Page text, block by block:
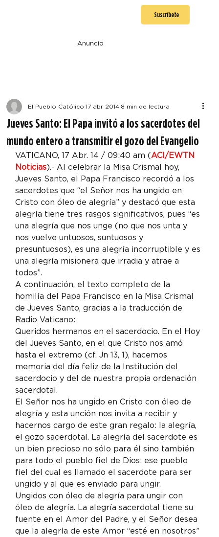
Suscríbete
Anuncio
Jueves Santo: El Papa invitó a los sacerdotes del
mundo entero a transmitir el gozo del Evangelio
El Pueblo Católico 17 abr 2014 8 min de lectura
VATICANO, 17 Abr. 14 / 09:40 am (ACI/EWTN
Noticias).- Al celebrar la Misa Crismal hoy,
Jueves Santo, el Papa Francisco recordó a los
sacerdotes que “el Señor nos ha ungido en
Cristo con óleo de alegría” y destacó que esta
alegría tiene tres rasgos significativos, pues “es
una alegría que nos unge (no que nos unta y
nos vuelve untuosos, suntuosos y
presuntuosos), es una alegría incorruptible y es
una alegría misionera que irradia y atrae a
todos”.
A continuación, el texto completo de la
homilía del Papa Francisco en la Misa Crismal
de Jueves Santo, gracias a la traducción de
Radio Vaticano:
Queridos hermanos en el sacerdocio. En el Hoy
del Jueves Santo, en el que Cristo nos amó
hasta el extremo (cf. Jn 13, 1), hacemos
memoria del día feliz de la Institución del
sacerdocio y del de nuestra propia ordenación
sacerdotal.
El Señor nos ha ungido en Cristo con óleo de
alegría y esta unción nos invita a recibir y
hacernos cargo de este gran regalo: la alegría,
el gozo sacerdotal. La alegría del sacerdote es
un bien precioso no sólo para él sino también
para todo el pueblo fiel de Dios: ese pueblo
fiel del cual es llamado el sacerdote para ser
ungido y al que es enviado para ungir.
Ungidos con óleo de alegría para ungir con
óleo de alegría. La alegría sacerdotal tiene su
fuente en el Amor del Padre, y el Señor desea
que la alegría de este Amor “esté en nosotros”